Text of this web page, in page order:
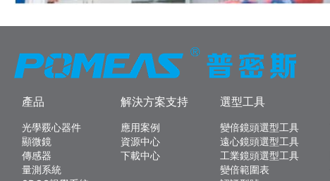
產品
光學覈心器件
顯微鏡
傳感器
量測系統
解決方案支持
應用案例
資源中心
下載中心
選型工具
變倍鏡頭選型工具
遠心鏡頭選型工具
工業鏡頭選型工具
變倍範圍表